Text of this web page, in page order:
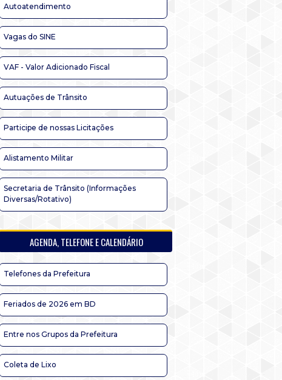
Autoatendimento
Vagas do SINE
VAF - Valor Adicionado Fiscal
Autuações de Trânsito
Participe de nossas Licitações
Alistamento Militar
Secretaria de Trânsito (Informações
Diversas/Rotativo)
AGENDA, TELEFONE E CALENDÁRIO
Telefones da Prefeitura
Feriados de 2026 em BD
Entre nos Grupos da Prefeitura
Coleta de Lixo